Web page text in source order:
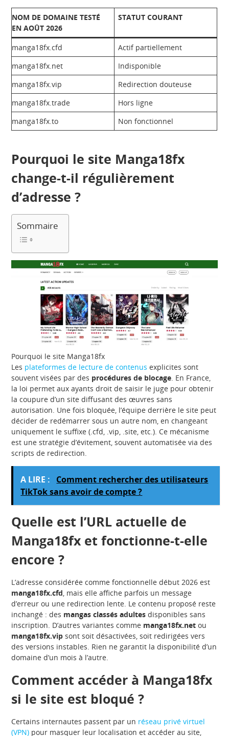
NOM DE DOMAINE TESTÉ
EN AOÛT 2026
STATUT COURANT
manga18fx.cfd
Actif partiellement
manga18fx.net
Indisponible
manga18fx.vip
Redirection douteuse
manga18fx.trade
Hors ligne
manga18fx.to
Non fonctionnel
Pourquoi le site Manga18fx
change-t-il régulièrement
d’adresse ?
Sommaire
Pourquoi le site Manga18fx
Les plateformes de lecture de contenus explicites sont
souvent visées par des procédures de blocage. En France,
la loi permet aux ayants droit de saisir le juge pour obtenir
la coupure d’un site diffusant des œuvres sans
autorisation. Une fois bloquée, l’équipe derrière le site peut
décider de redémarrer sous un autre nom, en changeant
uniquement le suffixe (.cfd, .vip, .site, etc.). Ce mécanisme
est une stratégie d’évitement, souvent automatisée via des
scripts de redirection.
A LIRE :
Comment rechercher des utilisateurs
TikTok sans avoir de compte ?
Quelle est l’URL actuelle de
Manga18fx et fonctionne-t-elle
encore ?
L’adresse considérée comme fonctionnelle début 2026 est
manga18fx.cfd, mais elle affiche parfois un message
d’erreur ou une redirection lente. Le contenu proposé reste
inchangé : des mangas classés adultes disponibles sans
inscription. D’autres variantes comme manga18fx.net ou
manga18fx.vip sont soit désactivées, soit redirigées vers
des versions instables. Rien ne garantit la disponibilité d’un
domaine d’un mois à l’autre.
Comment accéder à Manga18fx
si le site est bloqué ?
Certains internautes passent par un réseau privé virtuel
(VPN) pour masquer leur localisation et accéder au site,